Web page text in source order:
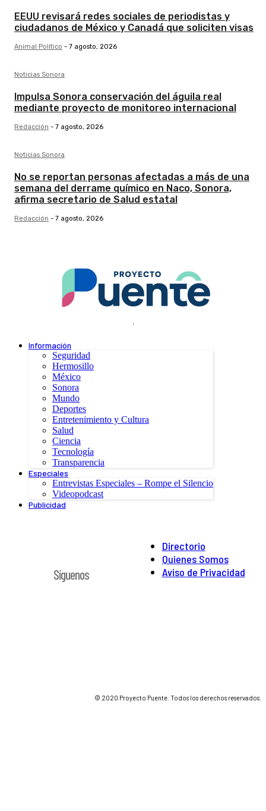
EEUU revisará redes sociales de periodistas y
ciudadanos de México y Canadá que soliciten visas
Animal Político - 7 agosto, 2026
Noticias Sonora
Impulsa Sonora conservación del águila real
mediante proyecto de monitoreo internacional
Redacción - 7 agosto, 2026
Noticias Sonora
No se reportan personas afectadas a más de una
semana del derrame químico en Naco, Sonora,
afirma secretario de Salud estatal
Redacción - 7 agosto, 2026
.
Información
Seguridad
Hermosillo
México
Sonora
Mundo
Deportes
Entretenimiento y Cultura
Salud
Ciencia
Tecnología
Transparencia
Especiales
Entrevistas Especiales – Rompe el Silencio
Videopodcast
Publicidad
Directorio
Quienes Somos
Aviso de Privacidad
Síguenos
© 2020 Proyecto Puente. Todos los derechos reservados.